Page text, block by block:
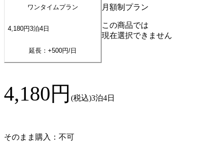
ワンタイムプラン
4,180円3泊4 日
延長：+500円/日
月額制プラン
この商品では
現在選択できません
4,180円 (税込)3泊4日
そのまま購入：不可